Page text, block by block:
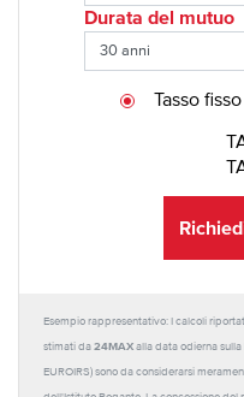
Durata del mutuo
Tasso fisso
Esempio rappresentativo: I calcoli
stimati da 24MAX alla data odierna sulla
EUROIRS) sono da considerarsi